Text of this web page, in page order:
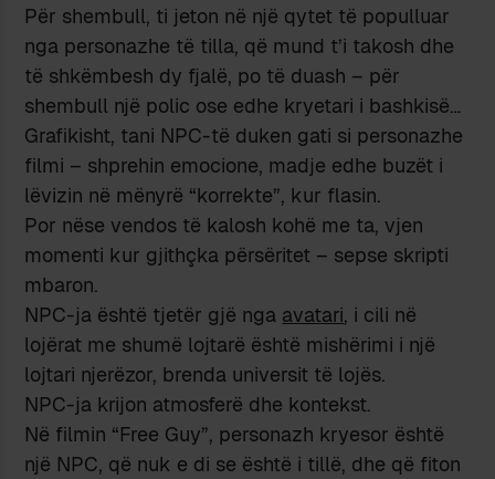
Për shembull, ti jeton në një qytet të populluar
nga personazhe të tilla, që mund t’i takosh dhe
të shkëmbesh dy fjalë, po të duash – për
shembull një polic ose edhe kryetari i bashkisë…
Grafikisht, tani NPC-të duken gati si personazhe
filmi – shprehin emocione, madje edhe buzët i
lëvizin në mënyrë “korrekte”, kur flasin.
Por nëse vendos të kalosh kohë me ta, vjen
momenti kur gjithçka përsëritet – sepse skripti
mbaron.
NPC-ja është tjetër gjë nga avatari, i cili në
lojërat me shumë lojtarë është mishërimi i një
lojtari njerëzor, brenda universit të lojës.
NPC-ja krijon atmosferë dhe kontekst.
Në filmin “Free Guy”, personazh kryesor është
një NPC, që nuk e di se është i tillë, dhe që fiton